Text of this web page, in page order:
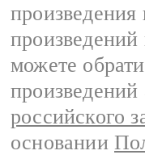
произведений
можете
российского
основании